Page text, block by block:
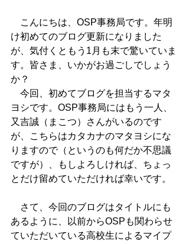
こんにちは、OSP事務局です。年明
け初めてのブログ更新になりました
が、気付くともう1月も末で驚いていま
す。皆さま、いかがお過ごしでしょう
か？
今回、初めてブログを担当するマタ
ヨシです。OSP事務局にはもう一人、
又吉誠（まこつ）さんがいるのです
が、こちらはカタカナのマタヨシにな
りますので（というのも何だか不思議
ですが）、もしよろしければ、ちょっ
とだけ留めていただければ幸いです。
さて、今回のブログはタイトルにも
あるように、以前からOSPも関わらせ
ていただいている高校生によるマイプ